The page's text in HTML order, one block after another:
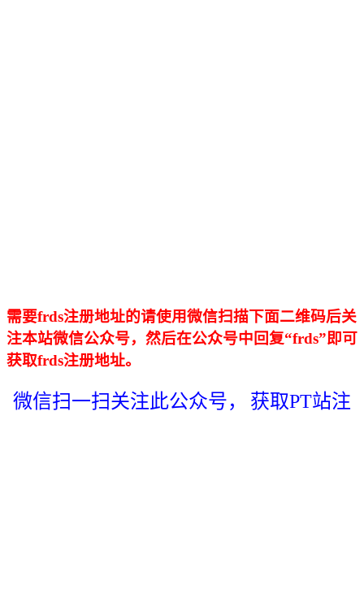
需要frds注册地址的请使用微信扫描下面二维码后关
注本站微信公众号，然后在公众号中回复“frds”即可
获取frds注册地址。
微信扫一扫关注此公众号， 获取PT站注